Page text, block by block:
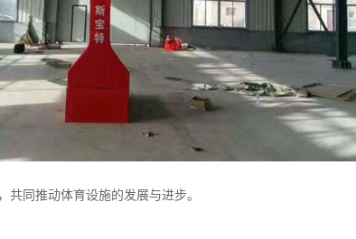
共同推动体育设施的发展与进步。